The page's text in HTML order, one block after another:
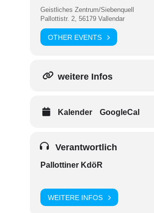
Geistliches Zentrum/Siebenquell
Pallottistr. 2, 56179 Vallendar
OTHER EVENTS
weitere Infos
Kalender GoogleCal
Verantwortlich
Pallottiner KdöR
WEITERE INFOS